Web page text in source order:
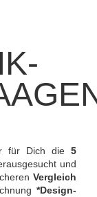
für Dich die 5
und
Vergleich
*Design-